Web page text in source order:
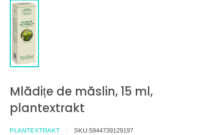
Mlădițe de măslin, 15 ml,
plantextrakt
PLANTEXTRAKT SKU:5944739129197